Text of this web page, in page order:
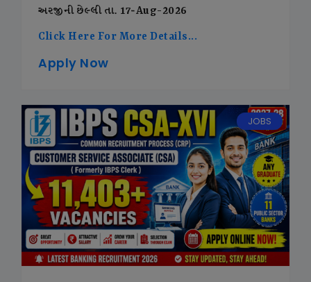
અરજીની છેલ્લી તા. 17-Aug-2026
Click Here For More Details...
Apply Now
JOBS